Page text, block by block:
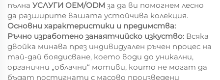
пълна УСЛУГИ OEM/ODM за да ви помогнем лесно
да разширите вашата устойчива колекция.
Основни характеристики и предимства:
Ръчно изработено занаятчийско изкуство: Всяка
двойка минава през индивидуален ръчен процес на
тай-дай боядисване, което води до уникални,
органични „облачни“ мотиви, които не могат да
бъдат постигнати с масово произведени